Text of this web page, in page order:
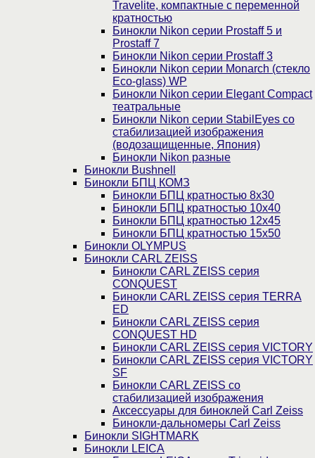
Travelite, компактные с переменной
кратностью
Бинокли Nikon серии Prostaff 5 и
Prostaff 7
Бинокли Nikon серии Prostaff 3
Бинокли Nikon серии Monarch (стекло
Eco-glass) WP
Бинокли Nikon серии Elegant Compact
театральные
Бинокли Nikon серии StabilEyes со
стабилизацией изображения
(водозащищенные, Япония)
Бинокли Nikon разные
Бинокли Bushnell
Бинокли БПЦ КОМЗ
Бинокли БПЦ кратностью 8х30
Бинокли БПЦ кратностью 10х40
Бинокли БПЦ кратностью 12х45
Бинокли БПЦ кратностью 15х50
Бинокли OLYMPUS
Бинокли CARL ZEISS
Бинокли CARL ZEISS серия
CONQUEST
Бинокли CARL ZEISS серия TERRA
ED
Бинокли CARL ZEISS серия
CONQUEST HD
Бинокли CARL ZEISS серия VICTORY
Бинокли CARL ZEISS серия VICTORY
SF
Бинокли CARL ZEISS со
стабилизацией изображения
Аксессуары для биноклей Carl Zeiss
Бинокли-дальномеры Carl Zeiss
Бинокли SIGHTMARK
Бинокли LEICA